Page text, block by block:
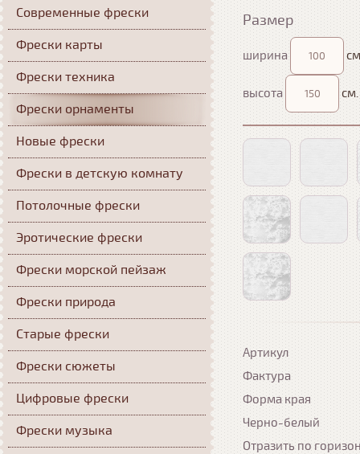
Размер
ширина
высота см.
Артикул
Фактура
Форма края
Черно-белый
Отразить по
Современные фрески
Фрески карты
Фрески техника
Фрески орнаменты
Новые фрески
Фрески в детскую комнату
Потолочные фрески
Эротические фрески
Фрески морской пейзаж
Фрески природа
Старые фрески
Фрески сюжеты
Цифровые фрески
Фрески музыка